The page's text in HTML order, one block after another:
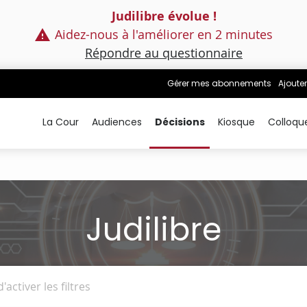
Judilibre évolue !
Aidez-nous à l'améliorer en 2 minutes
Répondre au questionnaire
Gérer mes abonnements
La Cour Audiences Décisions Kiosque
Judilibre